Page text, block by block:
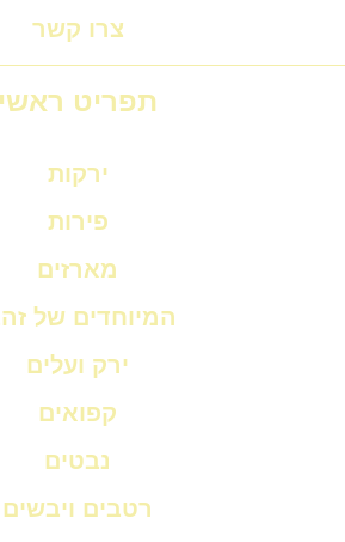
צרו קשר
תפריט ראשי
ירקות
פירות
מארזים
המיוחדים של
ירק ועלים
קפואים
נבטים
רטבים ויבשים